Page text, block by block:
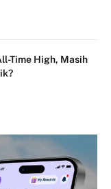
Time High, Masih